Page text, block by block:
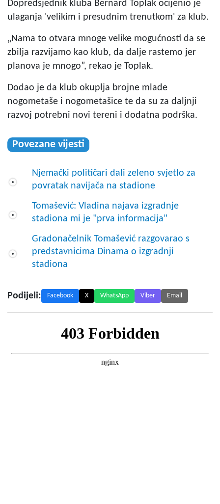
Dopredsjednik kluba Bernard Toplak ocijenio je
ulaganja 'velikim i presudnim trenutkom' za klub.
„Nama to otvara mnoge velike mogućnosti da se
zbilja razvijamo kao klub, da dalje rastemo jer
planova je mnogo”, rekao je Toplak.
Dodao je da klub okuplja brojne mlade
nogometaše i nogometašice te da su za daljnji
razvoj potrebni novi tereni i dodatna podrška.
Povezane vijesti
Njemački političari dali zeleno svjetlo za
povratak navijača na stadione
Tomašević: Vladina najava izgradnje
stadiona mi je "prva informacija"
Gradonačelnik Tomašević razgovarao s
predstavnicima Dinama o izgradnji
stadiona
Podijeli: Facebook X WhatsApp Viber Email